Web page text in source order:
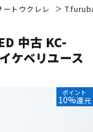
ートウクレレ
中古 KC-
イケベリユース
ポイント
10%還元